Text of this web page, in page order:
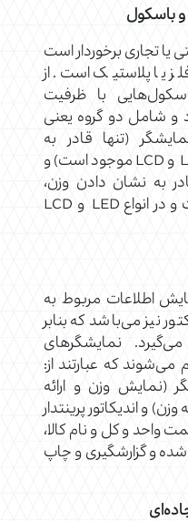
و باسکول
یا تجاری برخوردار است
یا پلاستیک است. از
با ظرفیت
و شامل دو گروه یعنی
(تنها قادر به
نمایش وزن بوده و در انواع LED و LCD موجود است) و
(قادر به نشان دادن وزن،
قیمت واحد و قیمت کل است و در انواع LED و LCD
اطلاعات مربوط به
نیز می‌باشد که بنابر
نمایشگرهای
می‌شوند که عبارتند از:
(نمایش وزن و ارائه
و اندیکاتور پرینتدار
واحد و کل و نام کالا،
شده و گزارشگیری و چاپ